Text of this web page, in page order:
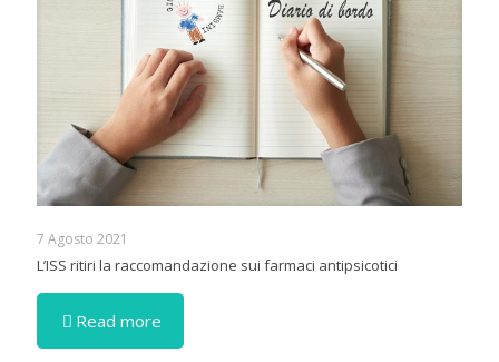
7 Agosto 2021
L’ISS ritiri la raccomandazione sui farmaci antipsicotici
Read more